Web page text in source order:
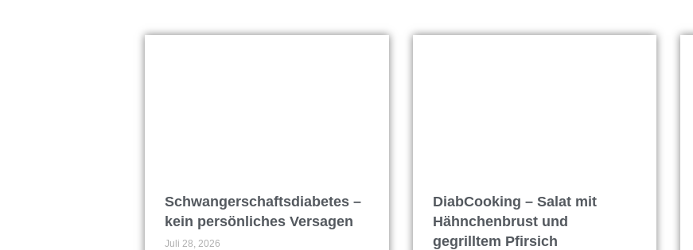
Schwangerschaftsdiabetes –
kein persönliches Versagen
Juli 28, 2026
DiabCooking – Salat mit
Hähnchenbrust und
gegrilltem Pfirsich